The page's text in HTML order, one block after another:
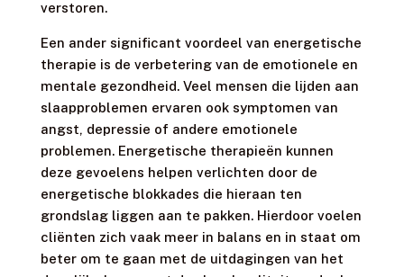
verstoren.
Een ander significant voordeel van energetische
therapie is de verbetering van de emotionele en
mentale gezondheid. Veel mensen die lijden aan
slaapproblemen ervaren ook symptomen van
angst, depressie of andere emotionele
problemen. Energetische therapieën kunnen
deze gevoelens helpen verlichten door de
energetische blokkades die hieraan ten
grondslag liggen aan te pakken. Hierdoor voelen
cliënten zich vaak meer in balans en in staat om
beter om te gaan met de uitdagingen van het